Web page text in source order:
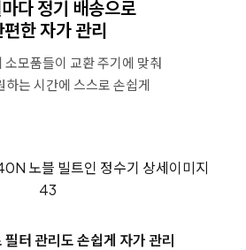
다 정기 배송으로
편한 자가 관리
소모품들이 교환 주기에 맞춰
하는 시간에 스스로 손쉽게
필터 관리도 손쉽게 자가 관리